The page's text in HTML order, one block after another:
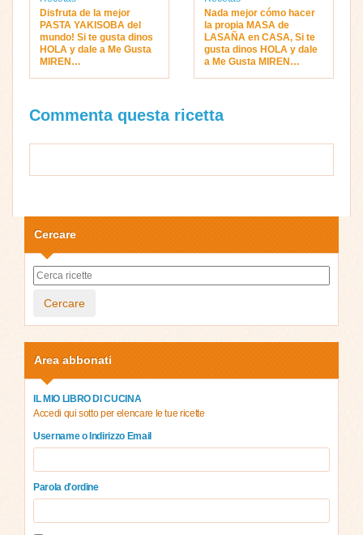
Disfruta de la mejor
PASTA YAKISOBA del
mundo! Si te gusta dinos
HOLA y dale a Me Gusta
MIREN…
Nada mejor cómo hacer
la propia MASA de
LASAÑA en CASA, Si te
gusta dinos HOLA y dale
a Me Gusta MIREN…
Commenta questa ricetta
Cercare
Cercare
Area abbonati
IL MIO LIBRO DI CUCINA
Accedi qui sotto per elencare le tue ricette
Username o Indirizzo Email
Parola d'ordine